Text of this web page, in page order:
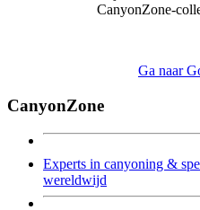
CanyonZone-
Ga naar
CanyonZone
Experts in canyoning &
wereldwijd